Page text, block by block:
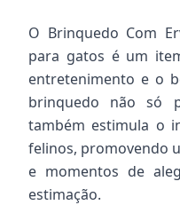
O Brinquedo Com
para gatos é um
entretenimento e o
brinquedo não só
também estimula o
felinos, promovendo
e momentos de
estimação.